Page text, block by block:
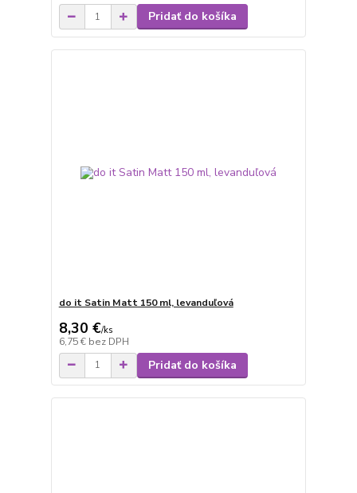
Pridať do košíka
do it Satin Matt 150 ml, levanduľová
8,30 €/ks
6,75 € bez DPH
Pridať do košíka